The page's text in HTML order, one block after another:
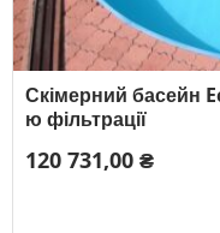
Скімерний басейн
ю фільтрації
120 731,00 ₴